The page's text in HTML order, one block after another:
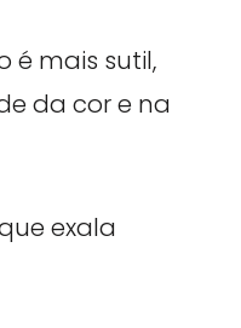
é mais sutil,
da cor e na
exala